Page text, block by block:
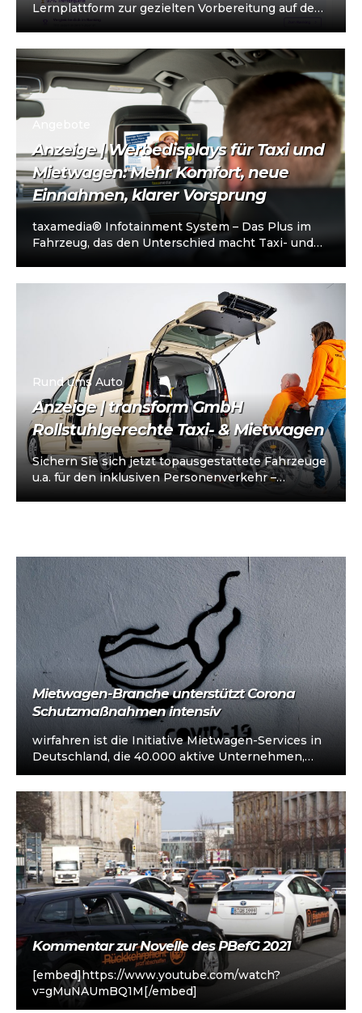
Lernplattform zur gezielten Vorbereitung auf den
Anzeige | Werbedisplays für Taxi und
Mietwagen: Mehr Komfort, neue
Einnahmen, klarer Vorsprung
taxamedia® Infotainment System – Das Plus im
Fahrzeug, das den Unterschied macht Taxi- und
Rund ums Auto
Anzeige | transform GmbH
Rollstuhlgerechte Taxi- & Mietwagen
Sichern Sie sich jetzt topausgestattete Fahrzeuge
u.a. für den inklusiven Personenverkehr –
Mietwagen-Branche unterstützt Corona
Schutzmaßnahmen intensiv
wirfahren ist die Initiative Mietwagen-Services in
Deutschland, die 40.000 aktive Unternehmen,
Fahrerinnen und Fahrer unterstützt. Weiterhin ist
die Eindämmung der…
Kommentar zur Novelle des PBefG 2021
[embed]https://www.youtube.com/watch?
v=gMuNAUmBQ1M[/embed]